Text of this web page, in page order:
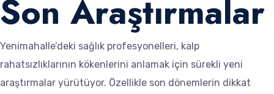
Son Araştırmalar
Yenimahalle’deki sağlık profesyonelleri, kalp
rahatsızlıklarının kökenlerini anlamak için sürekli yeni
araştırmalar yürütüyor. Özellikle son dönemlerin dikkat